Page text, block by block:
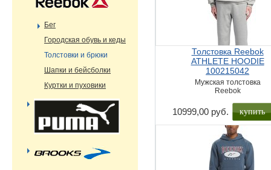
Толстовка Reebok
ATHLETE HOODIE
100215042
Мужская толстовка
Reebok
10999,00 руб. купить
Бег
Городская обувь и кеды
Толстовки и брюки
Шапки и бейсболки
Куртки и пуховики